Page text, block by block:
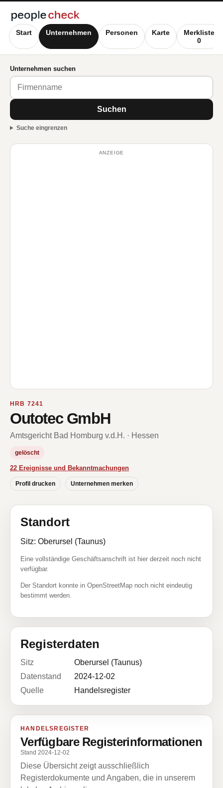
Start Unternehmen Personen Karte
Merkliste
0
Unternehmen suchen
Suchen
Suche eingrenzen
ANZEIGE
HRB 7241
Outotec GmbH
Amtsgericht Bad Homburg v.d.H. · Hessen
gelöscht
22 Ereignisse und Bekanntmachungen
Profil drucken Unternehmen merken
Standort
Sitz: Oberursel (Taunus)
Eine vollständige Geschäftsanschrift ist hier derzeit noch nicht
verfügbar.
Der Standort konnte in OpenStreetMap noch nicht eindeutig
bestimmt werden.
Registerdaten
Sitz
Oberursel (Taunus)
Datenstand
2024-12-02
Quelle
Handelsregister
HANDELSREGISTER
Verfügbare Registerinformationen
Stand 2024-12-02
Diese Übersicht zeigt ausschließlich
Registerdokumente und Angaben, die in unserem